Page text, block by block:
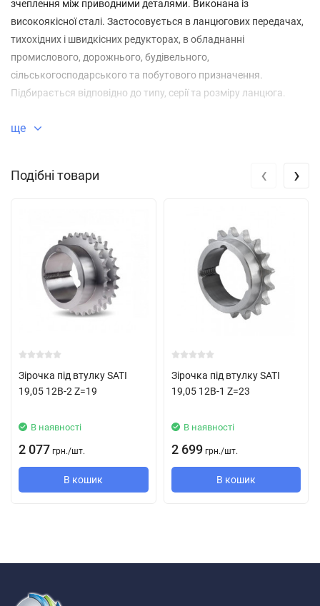
зчеплення між приводними деталями. Виконана із
високоякісної сталі. Застосовується в ланцюгових передачах,
тихохідних і швидкісних редукторах, в обладнанні
промислового, дорожнього, будівельного,
сільськогосподарського та побутового призначення.
Підбирається відповідно до типу, серії та розміру ланцюга.
ще
Подібні товари
Зірочка під втулку SATI
19,05 12B-2 Z=19
В наявності
2 077 грн./шт.
В кошик
Зірочка під втулку SATI
19,05 12B-1 Z=23
В наявності
2 699 грн./шт.
В кошик
‹ ›